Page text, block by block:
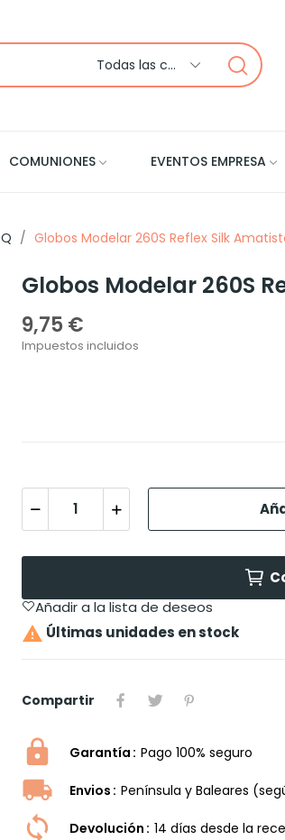
Todas las categorias
COMUNIONES EVENTOS EMPRESA
Globos Modelar 260S Reflex Silk
Globos Modelar 260S
9,75 €
Impuestos incluidos
Añadir a la lista de deseos
 Últimas unidades en stock
Compartir
Garantía Pago 100% seguro
Envios Península y Baleares
Devolución 14 dí­as desde la